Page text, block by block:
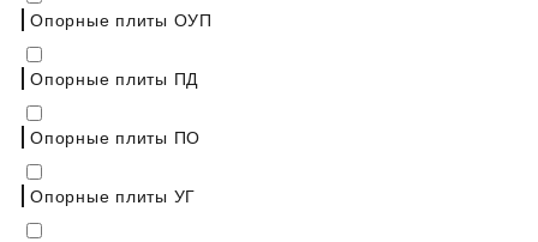
Опорные плиты ОУП
Опорные плиты ПД
Опорные плиты ПО
Опорные плиты УГ